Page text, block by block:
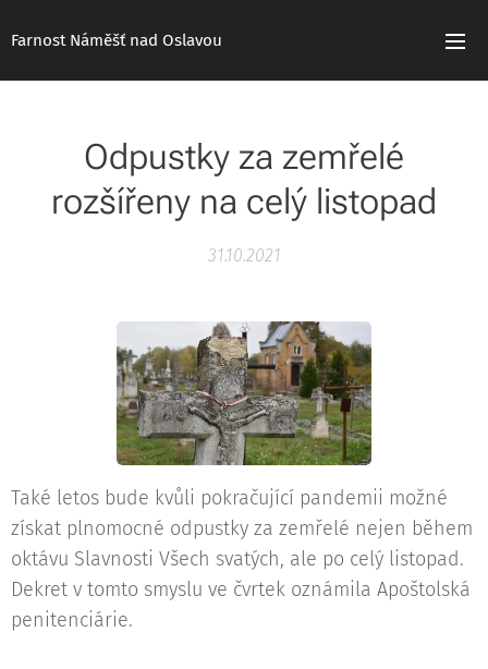
Farnost Náměšť nad Oslavou
Odpustky za zemřelé
rozšířeny na celý listopad
31.10.2021
Také letos bude kvůli pokračující pandemii možné
získat plnomocné odpustky za zemřelé nejen během
oktávu Slavnosti Všech svatých, ale po celý listopad.
Dekret v tomto smyslu ve čvrtek oznámila Apoštolská
penitenciárie.